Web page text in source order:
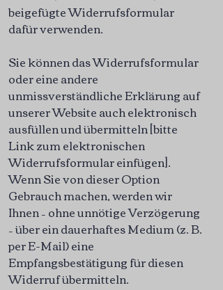
beigefügte Widerrufsformular
dafür verwenden.
Sie können das Widerrufsformular
oder eine andere
unmissverständliche Erklärung auf
unserer Website auch elektronisch
ausfüllen und übermitteln [bitte
Link zum elektronischen
Widerrufsformular einfügen].
Wenn Sie von dieser Option
Gebrauch machen, werden wir
Ihnen – ohne unnötige Verzögerung
– über ein dauerhaftes Medium (z. B.
per E-Mail) eine
Empfangsbestätigung für diesen
Widerruf übermitteln.